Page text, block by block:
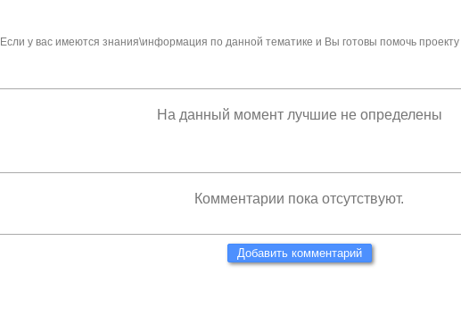
Если у вас имеются знания\информация по данной тематике и Вы готовы помочь проекту
На данный момент лучшие не определены
Комментарии пока отсутствуют.
Добавить комментарий